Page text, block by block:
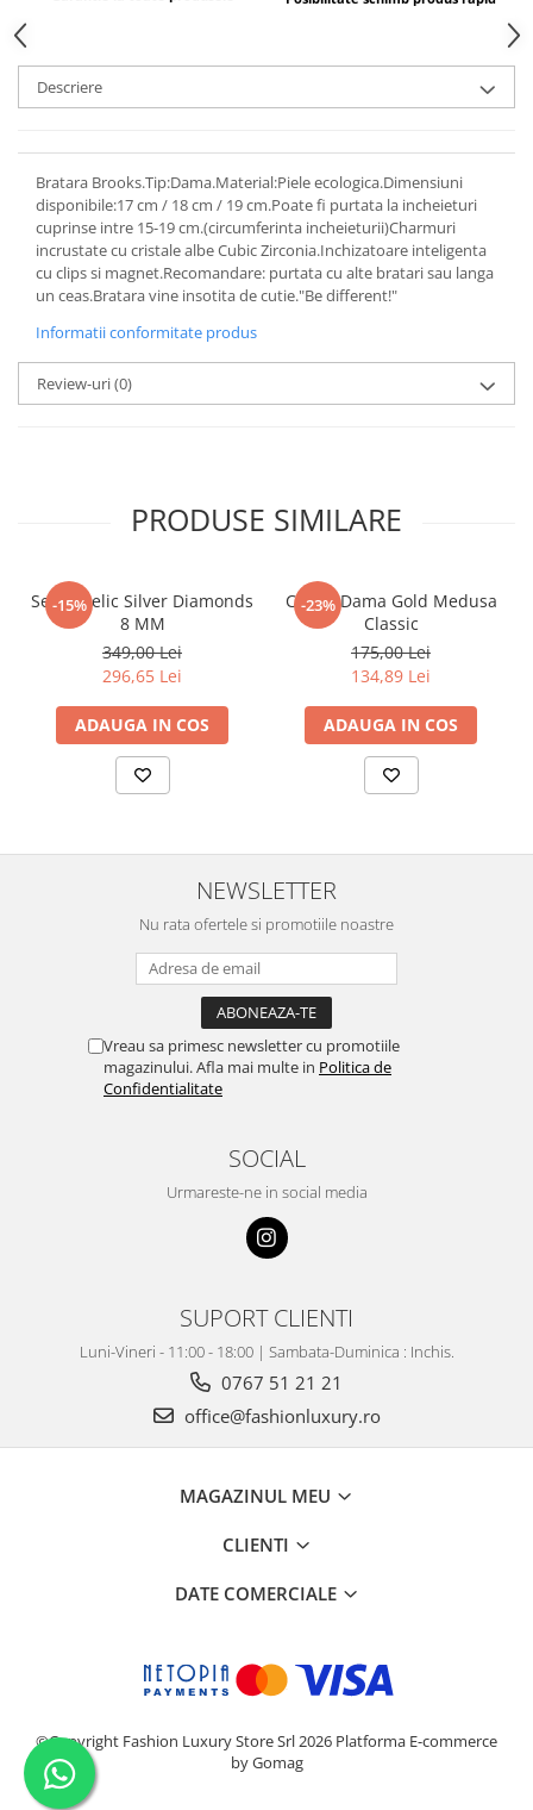
Descriere
Bratara Brooks.Tip:Dama.Material:Piele ecologica.Dimensiuni
disponibile:17 cm / 18 cm / 19 cm.Poate fi purtata la incheieturi
cuprinse intre 15-19 cm.(circumferinta incheieturii)Charmuri
incrustate cu cristale albe Cubic Zirconia.Inchizatoare inteligenta
cu clips si magnet.Recomandare: purtata cu alte bratari sau langa
un ceas.Bratara vine insotita de cutie."Be different!"
Informatii conformitate produs
Review-uri(0)
PRODUSE SIMILARE
-15%
Set Angelic Silver Diamonds
8 MM
349,00 Lei
296,65 Lei
ADAUGA IN COS
-23%
Cercei Dama Gold Medusa
Classic
175,00 Lei
134,89 Lei
ADAUGA IN COS
NEWSLETTER
Nu rata ofertele si promotiile noastre
Vreau sa primesc newsletter cu promotiile
magazinului. Afla mai multe in Politica de
Confidentialitate
SOCIAL
Urmareste-ne in social media
SUPORT CLIENTI
Luni-Vineri - 11:00 - 18:00 | Sambata-Duminica : Inchis.
0767 51 21 21
office@fashionluxury.ro
MAGAZINUL MEU
CLIENTI
DATE COMERCIALE
©Copyright Fashion Luxury Store Srl 2026 Platforma E-commerce
by Gomag